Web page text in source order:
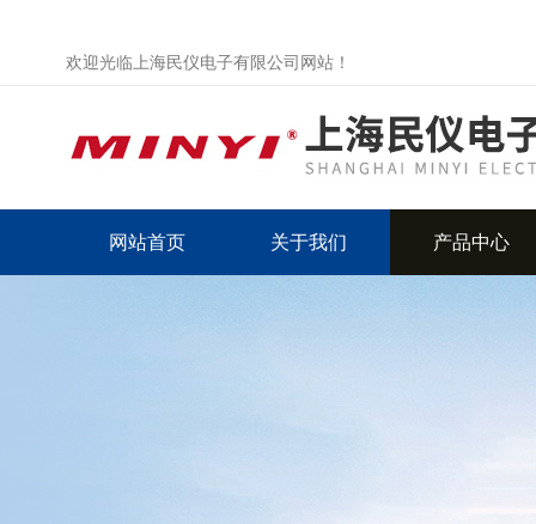
欢迎光临上海民仪电子有限公司网站！
网站首页 关于我们 产品中心